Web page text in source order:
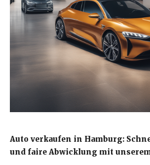
Auto verkaufen in Hamburg:
und faire Abwicklung mit